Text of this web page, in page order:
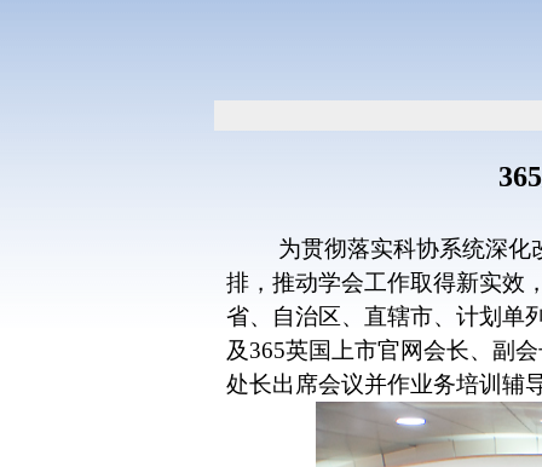
为贯彻落实科协系统深
排，推动学会工作取得新实效
省、自治区、直辖市、计划单
及365英国上市官网会长、副
处长出席会议并作业务培训辅